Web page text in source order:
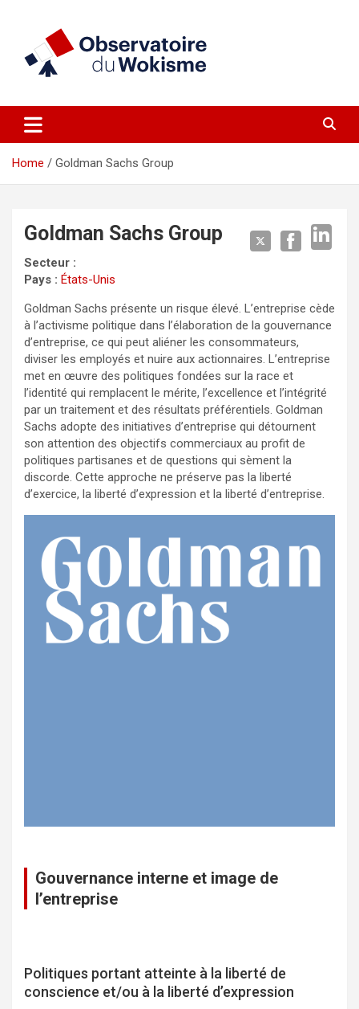
Observatoire du Wokisme
Home Goldman Sachs Group
Goldman Sachs Group
Secteur :
Pays : États-Unis
Goldman Sachs présente un risque élevé. L’entreprise cède
à l’activisme politique dans l’élaboration de la gouvernance
d’entreprise, ce qui peut aliéner les consommateurs,
diviser les employés et nuire aux actionnaires. L’entreprise
met en œuvre des politiques fondées sur la race et
l’identité qui remplacent le mérite, l’excellence et l’intégrité
par un traitement et des résultats préférentiels. Goldman
Sachs adopte des initiatives d’entreprise qui détournent
son attention des objectifs commerciaux au profit de
politiques partisanes et de questions qui sèment la
discorde. Cette approche ne préserve pas la liberté
d’exercice, la liberté d’expression et la liberté d’entreprise.
Gouvernance interne et image de
l’entreprise
Politiques portant atteinte à la liberté de
conscience et/ou à la liberté d’expression